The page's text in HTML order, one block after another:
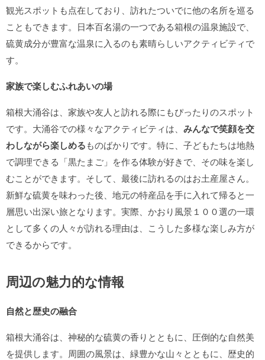
観光スポットも点在しており、訪れたついでに他の名所を巡る
こともできます。日本百名湯の一つである箱根の温泉施設で、
硫黄成分が豊富な温泉に入るのも素晴らしいアクティビティで
す。
家族で楽しむふれあいの場
箱根大涌谷は、家族や友人と訪れる際にもぴったりのスポット
です。大涌谷での様々なアクティビティは、 みんなで笑顔を交
わしながら楽しめるものばかりです。特に、子どもたちは地熱
で調理できる「黒たまご」を作る体験が好きで、その味を楽し
むことができます。そして、最後に訪れるのはお土産屋さん。
新鮮な硫黄を味わった後、地元の特産品を手に入れて帰ると一
層思い出深い旅となります。実際、かおり風景１００選の一環
として多くの人々が訪れる理由は、こうした多様な楽しみ方が
できるからです。
周辺の魅力的な情報
自然と歴史の融合
箱根大涌谷は、神秘的な硫黄の香りとともに、圧倒的な自然美
を提供します。周囲の風景は、緑豊かな山々とともに、歴史的